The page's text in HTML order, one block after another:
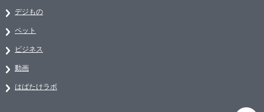
デジもの
ペット
ビジネス
動画
はばたけラボ